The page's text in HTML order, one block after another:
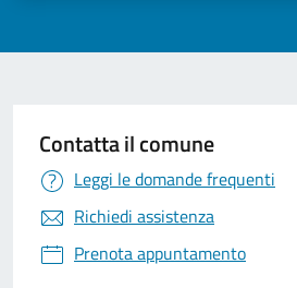
Contatta il comune
Leggi le domande frequenti
Richiedi assistenza
Prenota appuntamento